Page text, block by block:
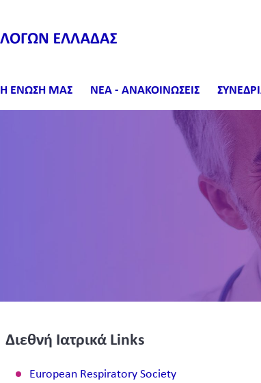
Η ΕΝΩΣΗ ΜΑΣ ΝΕΑ - ΑΝΑΚΟΙΝΩΣΕΙΣ
Διεθνή Ιατρικά Links
European Respiratory Society